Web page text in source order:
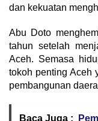
dan kekuatan
Abu Doto
tahun setelah
Aceh. Semasa
tokoh penting Aceh
pembangunan
Baca Juga :